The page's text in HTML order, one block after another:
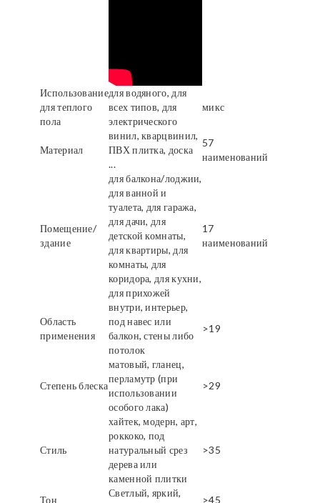
Использование
для теплого
пола
для водяного, для
всех типов, для
электрического
микс
Материал
винил, кварцвинил,
ПВХ плитка, доска
...
57
наименований
Помещение/
здание
для балкона/лоджии,
для ванной и
туалета, для гаража,
для дачи, для
детской комнаты,
для квартиры, для
комнаты, для
коридора, для кухни,
для прихожей
17
наименований
Область
применения
внутри, интерьер,
под навес или
балкон, стены либо
потолок
>19
Степень блеска
матовый, гланец,
перламутр (при
использовании
особого лака)
>29
Стиль
хайтек, модерн, арт,
роккоко, под
натуральный срез
дерева или
каменной плитки
>35
Тон
Светлый, яркий,
>45